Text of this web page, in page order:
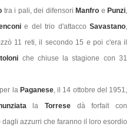
tra i pali, dei difensori Manfro e Punzi,
e del trio d'attaccoSavastano,
11 reti, il secondo 15 e poi c'era il
che chiuse la stagione con 31
la Paganese, il 14 ottobre del 1951,
la Torresedà forfait con
azzurri che faranno il loro esordio